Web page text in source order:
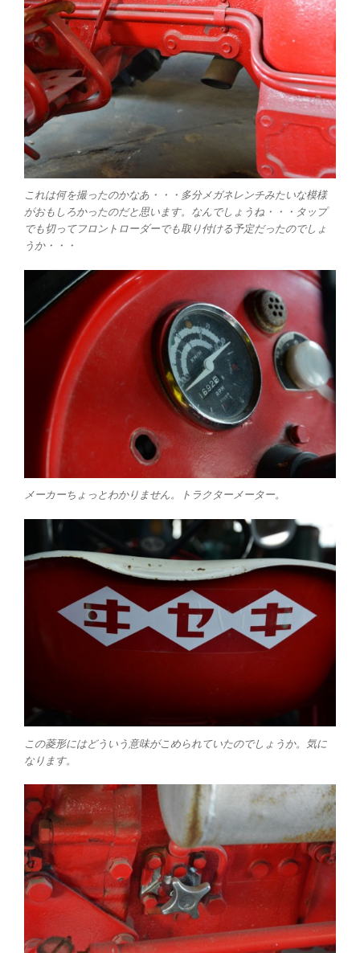
これは何を撮ったのかなあ・・・多分メガネレンチみたいな模様
がおもしろかったのだと思います。なんでしょうね・・・タップ
でも切ってフロントローダーでも取り付ける予定だったのでしょ
うか・・・
メーカーちょっとわかりません。トラクターメーター。
この菱形にはどういう意味がこめられていたのでしょうか。気に
なります。